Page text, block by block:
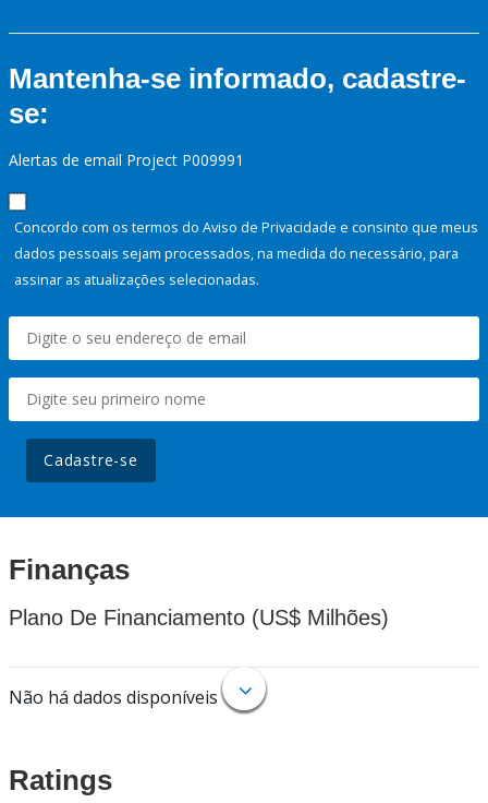
Mantenha-se informado, cadastre-
se:
Alertas de email Project P009991
Concordo com os termos do Aviso de Privacidade e consinto que meus
dados pessoais sejam processados, na medida do necessário, para
assinar as atualizações selecionadas.
Cadastre-se
Finanças
Plano De Financiamento (US$ Milhões)
Não há dados disponíveis
Ratings